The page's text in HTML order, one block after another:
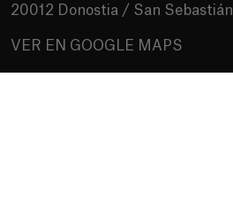
20012 Donostia / San Sebastián
VER EN GOOGLE MAPS